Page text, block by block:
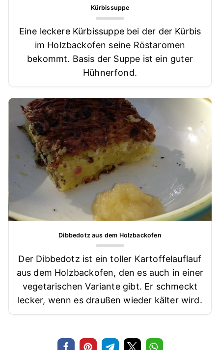
Kürbissuppe
Eine leckere Kürbissuppe bei der der Kürbis
im Holzbackofen seine Röstaromen
bekommt. Basis der Suppe ist ein guter
Hühnerfond.
Dibbedotz aus dem Holzbackofen
Der Dibbedotz ist ein toller Kartoffelauflauf
aus dem Holzbackofen, den es auch in einer
vegetarischen Variante gibt. Er schmeckt
lecker, wenn es draußen wieder kälter wird.